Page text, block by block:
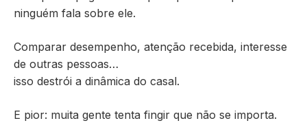
ninguém fala sobre ele.
Comparar desempenho, atenção recebida, interesse
de outras pessoas…
isso destrói a dinâmica do casal.
E pior: muita gente tenta fingir que não se importa.